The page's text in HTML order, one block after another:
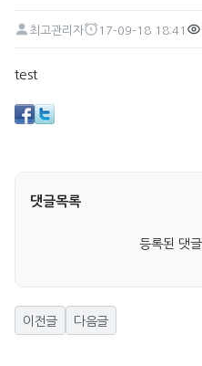
페이지 정보
최고관리자
17-09-18 18:41
본문
test
댓글목록
등록된 댓
이전글 다음글